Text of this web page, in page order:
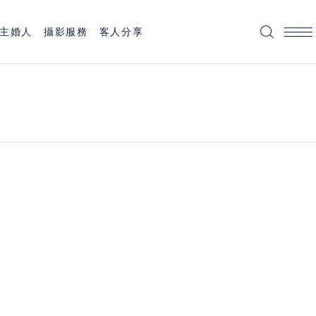
主婚人 攝影服務 客人分享